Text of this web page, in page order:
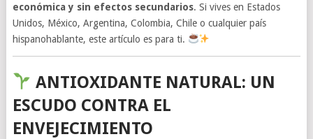
económica y sin efectos secundarios. Si vives en Estados
Unidos, México, Argentina, Colombia, Chile o cualquier país
hispanohablante, este artículo es para ti.
ANTIOXIDANTE NATURAL: UN
ESCUDO CONTRA EL
ENVEJECIMIENTO